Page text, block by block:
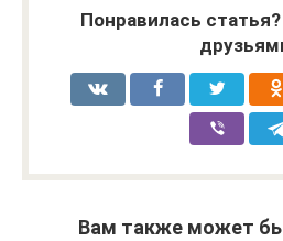
Понравилась
Вам также может